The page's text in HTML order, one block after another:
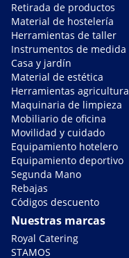
Retirada de productos
Material de hostelería
Herramientas de taller
Instrumentos de medida
Casa y jardín
Material de estética
Herramientas agricultura
Maquinaria de limpieza
Mobiliario de oficina
Movilidad y cuidado
Equipamiento hotelero
Equipamiento deportivo
Segunda Mano
Rebajas
Códigos descuento
Nuestras marcas
Royal Catering
STAMOS